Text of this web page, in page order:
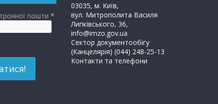
пошти *
03035, м. Київ,
вул. Митрополита Василя
Липківського, 36,
info@imzo.gov.ua
Сектор документообігу
(Канцелярія) (044) 248-25-13
Контакти та телефони